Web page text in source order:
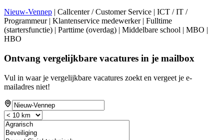
Nieuw-Vennep | Callcenter / Customer Service | ICT / IT /
Programmeur | Klantenservice medewerker | Fulltime
(startersfunctie) | Parttime (overdag) | Middelbare school | MBO |
HBO
Ontvang vergelijkbare vacatures in je mailbox
Vul in waar je vergelijkbare vacatures zoekt en vergeet je e-
mailadres niet!